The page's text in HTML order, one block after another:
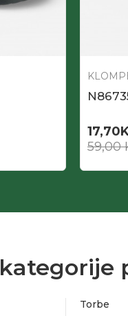
17,70
59,00
Torbe